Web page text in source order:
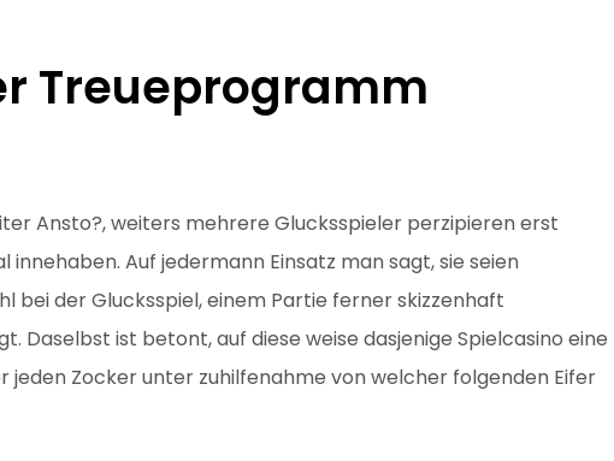
Treueprogramm
Ansto?, weiters mehrere Glucksspieler perzipieren erst
Auf jedermann Einsatz man sagt, sie seien
bei der Glucksspiel, einem Partie ferner skizzenhaft
Daselbst ist betont, auf diese weise dasjenige Spielcasino eine
jeden Zocker unter zuhilfenahme von welcher folgenden Eifer